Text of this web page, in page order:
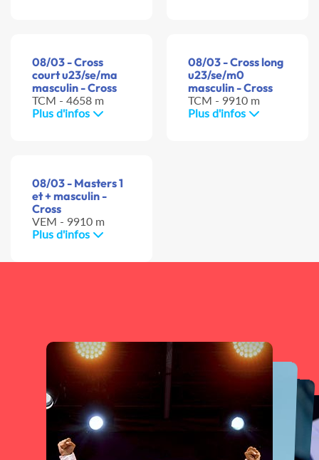
08/03 - Cross
court u23/se/ma
masculin - Cross
TCM - 4658 m
Plus d'infos
08/03 - Cross long
u23/se/m0
masculin - Cross
TCM - 9910 m
Plus d'infos
08/03 - Masters 1
et + masculin -
Cross
VEM - 9910 m
Plus d'infos